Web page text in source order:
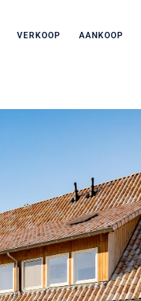
VERKOOP AANKOOP